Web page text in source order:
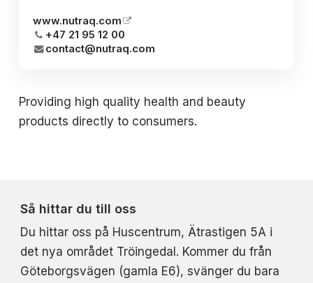
www.nutraq.com
+47 21 95 12 00
contact@nutraq.com
Providing high quality health and beauty
products directly to consumers.
Så hittar du till oss
Du hittar oss på Huscentrum, Ätrastigen 5A i
det nya området Tröingedal. Kommer du från
Göteborgsvägen (gamla E6), svänger du bara